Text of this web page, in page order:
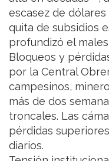
escasez de
quita de subsidios
profundizó el
Bloqueos y
por la Central
campesinos,
más de dos
troncales. Las
pérdidas
diarios.